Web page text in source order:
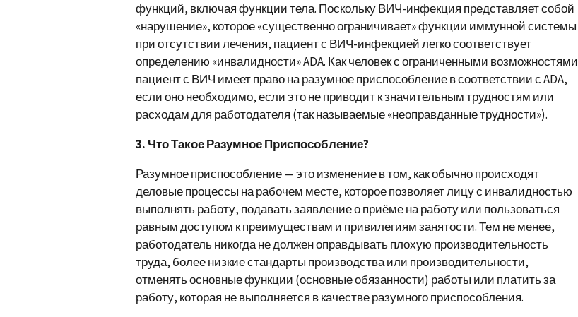
функций, включая функции тела. Поскольку ВИЧ-инфекция представляет собой
«нарушение», которое «существенно ограничивает» функции иммунной системы
при отсутствии лечения, пациент с ВИЧ-инфекцией легко соответствует
определению «инвалидности» ADA. Как человек с ограниченными возможностями
пациент с ВИЧ имеет право на разумное приспособление в соответствии с ADA,
если оно необходимо, если это не приводит к значительным трудностям или
расходам для работодателя (так называемые «неоправданные трудности»).
3. Что Такое Разумное Приспособление?
Разумное приспособление — это изменение в том, как обычно происходят
деловые процессы на рабочем месте, которое позволяет лицу с инвалидностью
выполнять работу, подавать заявление о приёме на работу или пользоваться
равным доступом к преимуществам и привилегиям занятости. Тем не менее,
работодатель никогда не должен оправдывать плохую производительность
труда, более низкие стандарты производства или производительности,
отменять основные функции (основные обязанности) работы или платить за
работу, которая не выполняется в качестве разумного приспособления.